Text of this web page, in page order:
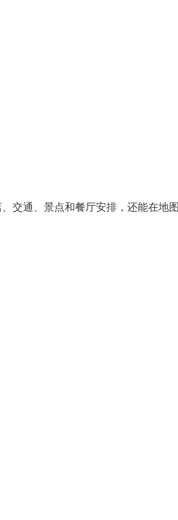
交通、景点和餐厅安排，还能在地图